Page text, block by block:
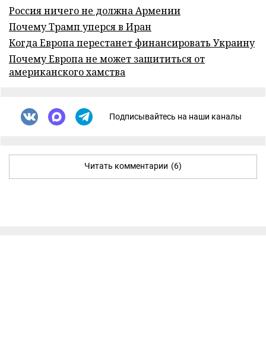
Россия ничего не должна Армении
Почему Трамп уперся в Иран
Когда Европа перестанет финансировать Украину
Почему Европа не может защититься от
американского хамства
Подписывайтесь на наши каналы
Читать комментарии (6)